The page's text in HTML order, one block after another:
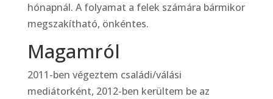
hónapnál. A folyamat a felek számára bármikor
megszakítható, önkéntes.
Magamról
2011-ben végeztem családi/válási
mediátorként, 2012-ben kerültem be az